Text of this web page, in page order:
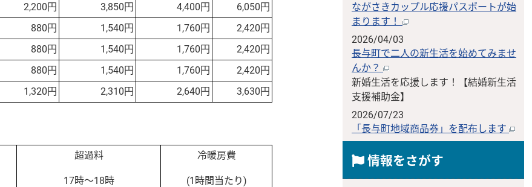
2,200円 3,850円 4,400円
6,050円
880円 1,540円 1,760円
2,420円
880円 1,540円 1,760円
2,420円
880円 1,540円 1,760円
2,420円
1,320円 2,310円 2,640円 3,630円
超過料
17時～18時
冷暖房費
(1時間当たり)
ながさきカップル応援パスポートが始
まります！
2026/04/03
長与町で二人の新生活を始めてみませ
んか？
新婚生活を応援します！【結婚新生活
支援補助金】
2026/07/23
「長与町地域商品券」を配布します
情報をさがす